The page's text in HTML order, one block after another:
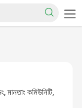
কমিউনিটি,